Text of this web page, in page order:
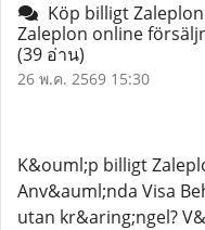
Köp billigt
Zaleplon online
(39 อ่าน)
26 พ.ค. 2569 15:30
K&ouml;p billigt
Anv&auml;nda Visa
utan kr&aring;ngel?